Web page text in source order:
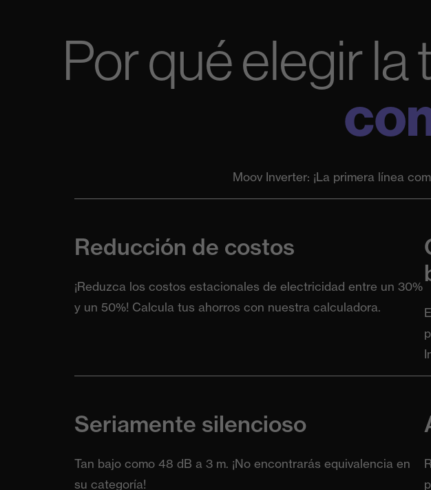
Por qué elegir
Moov Inverter: ¡La primera línea
Reducción de costos
¡Reduzca los costos estacionales de electricidad entre un 30%
y un 50%! Calcula tus ahorros con nuestra calculadora.
Seriamente silencioso
Tan bajo como 48 dB a 3 m. ¡No encontrarás equivalencia en
su categoría!